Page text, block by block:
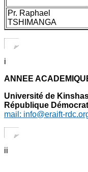
Pr. Raphael
TSHIMANGA
i
ANNEE
Université de
République
mail: info@eraift-
ii